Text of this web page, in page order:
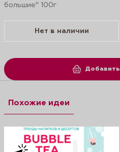
большие" 100г
Нет в наличии
Добавить
Похожие идеи